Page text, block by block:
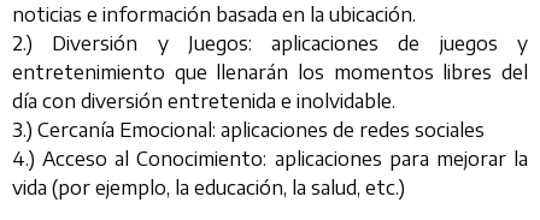
noticias e información basada en la ubicación.
2.) Diversión y Juegos: aplicaciones de juegos y
entretenimiento que llenarán los momentos libres del
día con diversión entretenida e inolvidable.
3.) Cercanía Emocional: aplicaciones de redes sociales
4.) Acceso al Conocimiento: aplicaciones para mejorar la
vida (por ejemplo, la educación, la salud, etc.)